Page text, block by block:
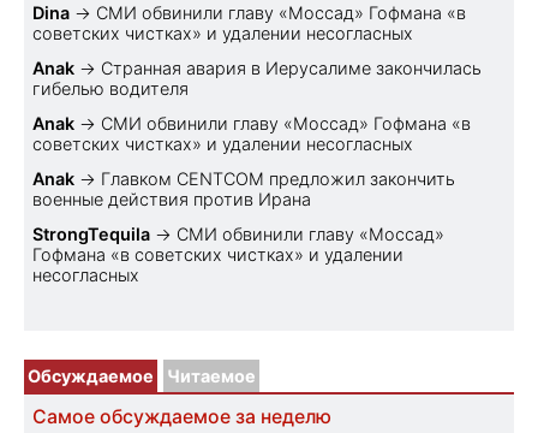
Dina → СМИ обвинили главу «Моссад» Гофмана «в
советских чистках» и удалении несогласных
Anak → Странная авария в Иерусалиме закончилась
гибелью водителя
Anak → СМИ обвинили главу «Моссад» Гофмана «в
советских чистках» и удалении несогласных
Anak → Главком CENTCOM предложил закончить
военные действия против Ирана
StrongTequila → СМИ обвинили главу «Моссад»
Гофмана «в советских чистках» и удалении
несогласных
Обсуждаемое Читаемое
Самое обсуждаемое за неделю